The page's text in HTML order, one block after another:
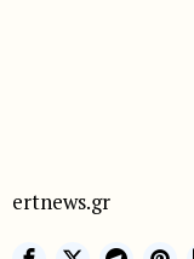
ertnews.gr